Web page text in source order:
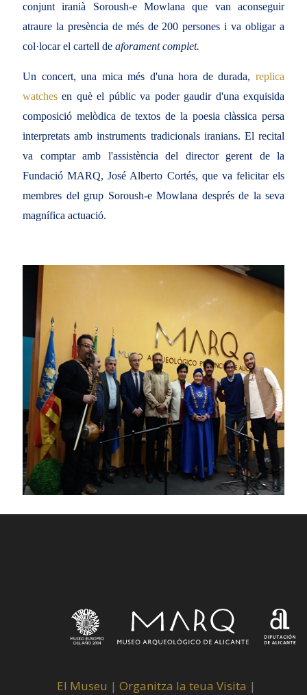
conjunt iranià Soroush-e Mowlana que van aconseguir
atraure la presència de més de 200 persones i va obligar a
col·locar el cartell de aforament complet.
Un concert, una mica més d'una hora de durada, replica
watches en què el públic va poder gaudir d'una exquisida
composició melòdica de textos de la poesia clàssica persa
interpretats amb instruments tradicionals iranians. El recital
va comptar amb l'assistència del director gerent de la
Fundació MARQ, José Alberto Cortés, que va felicitar els
membres del grup Soroush-e Mowlana després de la seva
magnífica actuació.
El Museu | Organitza la teua Visita |